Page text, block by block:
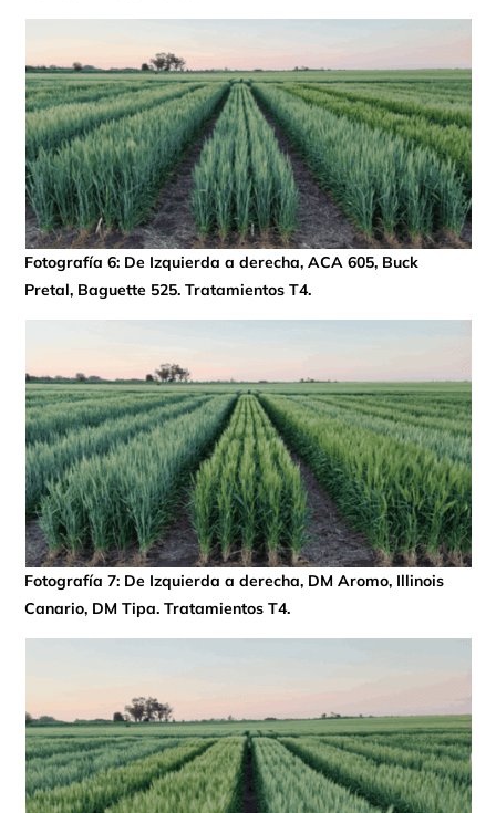
Fotografía 6: De Izquierda a derecha, ACA 605, Buck
Pretal, Baguette 525. Tratamientos T4.
Fotografía 7: De Izquierda a derecha, DM Aromo, Illinois
Canario, DM Tipa. Tratamientos T4.